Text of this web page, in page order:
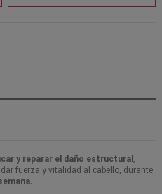
y reparar el daño estructural ,
fuerza y vitalidad al cabello, durante
.